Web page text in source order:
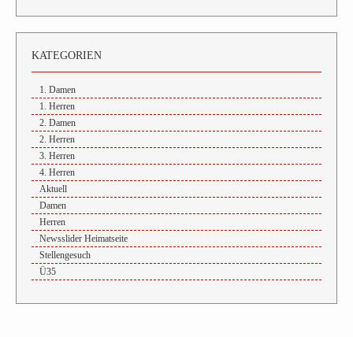
KATEGORIEN
1. Damen
1. Herren
2. Damen
2. Herren
3. Herren
4. Herren
Aktuell
Damen
Herren
Newsslider Heimatseite
Stellengesuch
Ü35